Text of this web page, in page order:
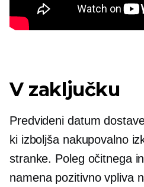
V zaključku
Predvideni datum
ki izboljša nakupovalno
stranke. Poleg očitnega
namena pozitivno vpliva